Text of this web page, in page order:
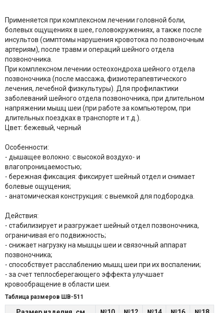
Применяется при комплексном лечении головной боли,
болевых ощущениях в шее, головокружениях, а также после
инсультов (симптомы нарушения кровотока по позвоночным
артериям), после травм и операций шейного отдела
позвоночника.
При комплексном лечении остеохондроха шейного отдела
позвоночника (после массажа, физиотерапевтического
лечения, лечебной физкультуры). Для профилактики
заболеваний шейного отдела позвоночника, при длительном
напряжении мышц шеи (при работе за компьютером, при
длительных поездках в транспорте и т.д.).
Цвет: бежевый, черный
Особенности:
- дышащее волокно: с высокой воздухо- и
влагопроницаемостью;
- бережная фиксация: фиксирует шейный отдел и снимает
болевые ощущения;
- анатомическая конструкция: с выемкой для подбородка.
Действия:
- стабилизирует и разгружает шейный отдел позвоночника,
ограничивая его подвижность;
- снижает нагрузку на мышцы шеи и связочный аппарат
позвоночника;
- способствует расслаблению мышц шеи при их воспалении;
- за счет теплосберегающего эффекта улучшает
кровообращение в области шеи.
Таблица размеров ШВ-511